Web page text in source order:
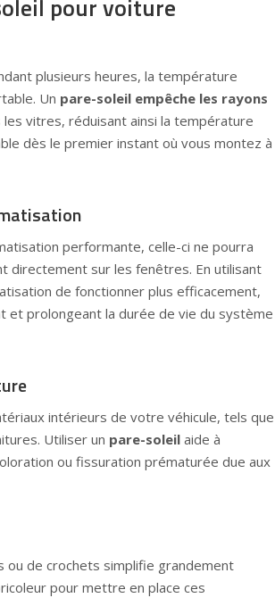
pour voiture
plusieurs heures, la température
Un pare-soleil empêche les rayons
vitres, réduisant ainsi la température
dès le premier instant où vous montez à
performante, celle-ci ne pourra
directement sur les fenêtres. En utilisant
de fonctionner plus efficacement,
et prolongeant la durée de vie du système
intérieurs de votre véhicule, tels que
Utiliser un pare-soleil aide à
ou fissuration prématurée due aux
ou de crochets simplifie grandement
pour mettre en place ces